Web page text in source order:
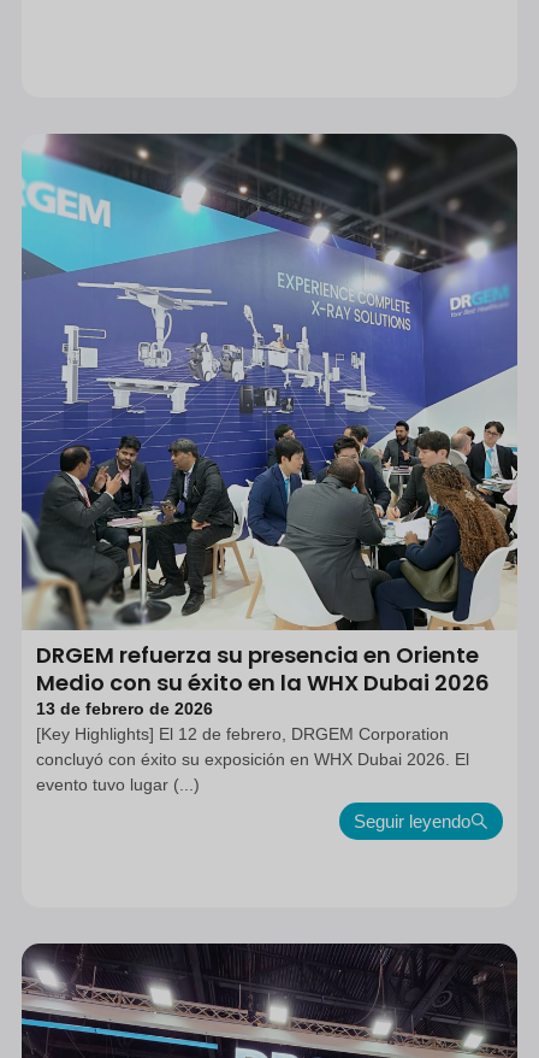
DRGEM refuerza su presencia en Oriente
Medio con su éxito en la WHX Dubai 2026
13 de febrero de 2026
[Key Highlights] El 12 de febrero, DRGEM Corporation
concluyó con éxito su exposición en WHX Dubai 2026. El
evento tuvo lugar (...)
Seguir leyendo